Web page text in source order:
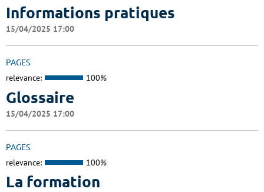
Informations pratiques
15/04/2025 17:00
PAGES
relevance: 100%
Glossaire
15/04/2025 17:00
PAGES
relevance: 100%
La formation